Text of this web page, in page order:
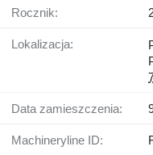
Rocznik:
Lokalizacja:
Data zamieszczenia:
Machineryline ID: